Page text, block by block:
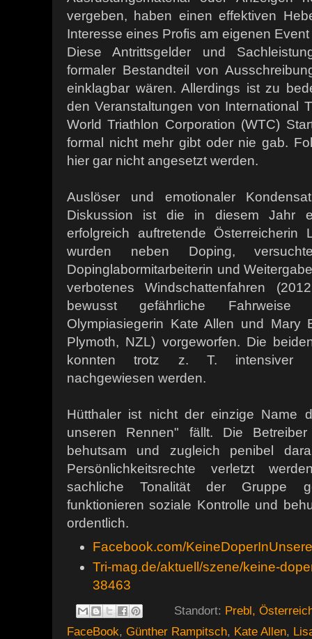
vergeben, haben einen effektiven
Interesse eines Profis am eigenen
Diese Antrittsgelder und
formaler Bestandteil von
einklagbar wären. Allerdings ist zu
den Veranstaltungen von International
World Triathlon Corporation (WTC)
formal nicht mehr gibt oder nie gab.
hier gar nicht angesetzt werden.
Auslöser und emotionaler
Diskussion ist die in diesem Jahr
erfolgreich auftretende Österreicherin
wurden neben Doping,
Dopinglabormitarbeiterin und
verbotenes Windschattenfahren
bewusst gefährliche
Olympiasiegerin Kate Allen und Mary
Plymoth, NZL) vorgeworfen. Die
konnten trotz z. T. intensiver
nachgewiesen werden.
Hütthaler ist nicht der einzige Name
unseren Rennen" fällt. Die
behutsam und zugleich penibel
Persönlichkeitsrechte verletzt
sachliche Tonalität der Gruppe
funktionieren soziale Kontrolle und
ordentlich.
Facebook.com/
Tri-mag.de/aktuell/szene/keine-
38463
Standort: Prebl,
FaceBook, Günther Rampitsch, Kate Allen,